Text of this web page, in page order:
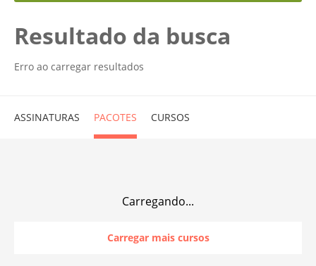
Resultado da busca
Erro ao carregar resultados
ASSINATURAS PACOTES CURSOS
Carregando...
Carregar mais cursos